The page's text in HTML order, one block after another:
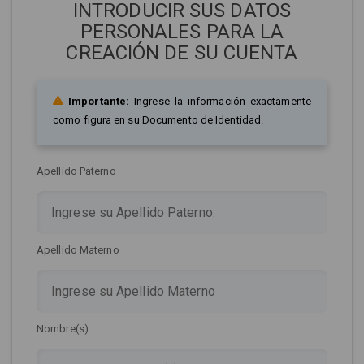
INTRODUCIR SUS DATOS
PERSONALES PARA LA
CREACIÓN DE SU CUENTA
Importante: Ingrese la información exactamente
como figura en su Documento de Identidad.
Apellido Paterno
Apellido Materno
Nombre(s)